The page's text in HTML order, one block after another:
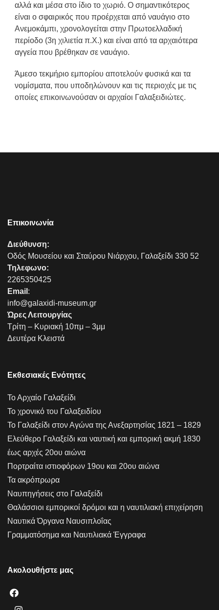
αλλά και μέσα στο ίδιο το χωριό. Ο σημαντικότερος
είναι ο σφαιρικός που προέρχεται από ναυάγιο στο
Ανεμοκάμπι, χρονολογείται στην Πρωτοελλαδική
περίοδο (3η χιλιετία π.Χ.) και είναι από τα αρχαιότερα
αγγεία που βρέθηκαν σε ναυάγιο.
Άμεσο τεκμήριο εμπορίου αποτελούν φυσικά και τα
νομίσματα, που υποδηλώνουν και τις περιοχές με τις
οποίες επικοινωνούσαν οι αρχαίοι Γαλαξειδιώτες.
Επικοινωνία
Διεύθυνση:
Οδός Μουσείου και Σταύρου Νιάρχου, Γαλαξείδι 330 52
Τηλεφωνο:
2265350425
Email :
info@galaxidi-museum.gr
Ώρες Λειτουργίας
Τρίτη – Κυριακή 10πμ – 3μμ
Δευτέρα Κλειστά
Εκθεσιακές Ενότητες
Το Αρχαίο Γαλαξείδι
Το χρονικό του Γαλαξειδίου
Το Γαλαξείδι στον Αγώνα της Ανεξαρτησίας 1821 – 1829
Ελεύθερο Γαλαξείδι και ναυτική και εμπορική ακμή 1830
έως αρχές 20ου αιώνα
Πορτραίτα ιστιοφόρων 19ου και 20ου αιώνα
Τα ακρόπρωρα
Ναυπηγήσεις στο Γαλαξείδι
Θαλάσσιοι εμπορικοί δρόμοι και η ναυτιλιακή επιχείρηση
Ναυτικά Όργανα Ναυσιπλοΐας
Γραμματόσημα και Ναυτιλιακά Έγγραφα
Ακολουθήστε μας